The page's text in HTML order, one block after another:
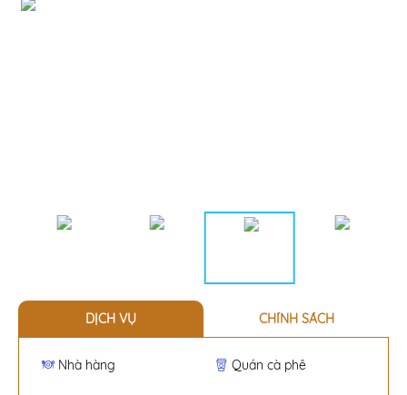
DỊCH VỤ CHÍNH SÁCH
Nhà hàng Quán cà phê